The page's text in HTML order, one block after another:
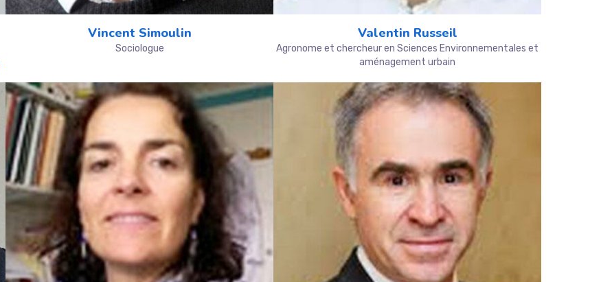
Vincent Simoulin
Sociologue
Valentin Russeil
Agronome et chercheur en Sciences Environnementales et
aménagement urbain